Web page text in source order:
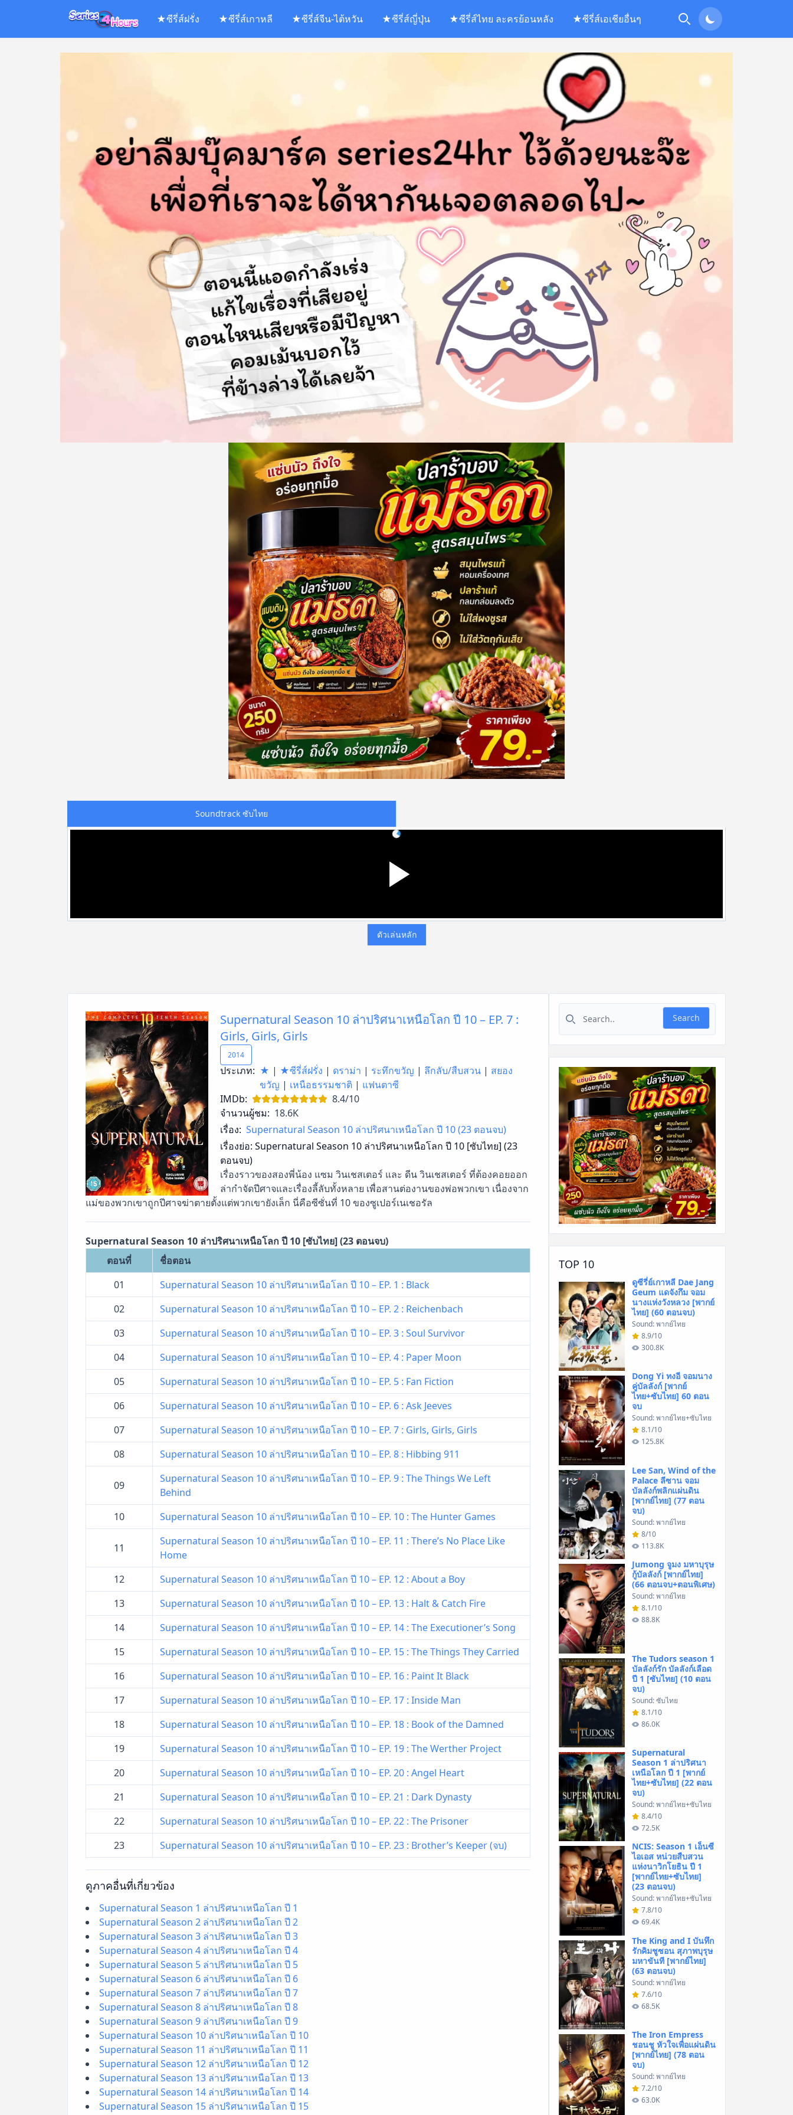
content
Search
★ซีรี่ส์ฝรั่ง ★ซีรี่ส์เกาหลี ★ซีรี่ส์จีน-ไต้หวัน ★ซีรี่ส์ญี่ปุ่น ★ซีรี่ส์ไทย ละครย้อนหลัง ★ซีรี่ส์เอเชียอื่นๆ
Soundtrack ซับไทย
ตัวเล่นหลัก
Supernatural Season 10 ล่าปริศนาเหนือโลก ปี 10 – EP. 7 :
Girls, Girls, Girls
2014
ประเภท: ★ | ★ซีรี่ส์ฝรั่ง | ดราม่า | ระทึกขวัญ | ลึกลับ/สืบสวน | สยอง
ขวัญ | เหนือธรรมชาติ | แฟนตาซี
IMDb:
8.4/10
จำนวนผู้ชม: 18.6K
เรื่อง: Supernatural Season 10 ล่าปริศนาเหนือโลก ปี 10 (23 ตอนจบ)
เรื่องย่อ: Supernatural Season 10 ล่าปริศนาเหนือโลก ปี 10 [ซับไทย] (23
ตอนจบ)
เรื่องราวของสองพี่น้อง แซม วินเชสเตอร์ และ ดีน วินเชสเตอร์ ที่ต้องคอยออก
ล่ากำจัดปีศาจและเรื่องลี้ลับทั้งหลาย เพื่อสานต่องานของพ่อพวกเขา เนื่องจาก
แม่ของพวกเขาถูกปีศาจฆ่าตายตั้งแต่พวกเขายังเล็ก นี่คือซีซั่นที่ 10 ของซูเปอร์เนเชอรัล
Supernatural Season 10 ล่าปริศนาเหนือโลก ปี 10 [ซับไทย] (23 ตอนจบ)
ตอนที่
ชื่อตอน
01
Supernatural Season 10 ล่าปริศนาเหนือโลก ปี 10 – EP. 1 : Black
02
Supernatural Season 10 ล่าปริศนาเหนือโลก ปี 10 – EP. 2 : Reichenbach
03
Supernatural Season 10 ล่าปริศนาเหนือโลก ปี 10 – EP. 3 : Soul Survivor
04
Supernatural Season 10 ล่าปริศนาเหนือโลก ปี 10 – EP. 4 : Paper Moon
05
Supernatural Season 10 ล่าปริศนาเหนือโลก ปี 10 – EP. 5 : Fan Fiction
06
Supernatural Season 10 ล่าปริศนาเหนือโลก ปี 10 – EP. 6 : Ask Jeeves
07
Supernatural Season 10 ล่าปริศนาเหนือโลก ปี 10 – EP. 7 : Girls, Girls, Girls
08
Supernatural Season 10 ล่าปริศนาเหนือโลก ปี 10 – EP. 8 : Hibbing 911
09
Supernatural Season 10 ล่าปริศนาเหนือโลก ปี 10 – EP. 9 : The Things We Left
Behind
10
Supernatural Season 10 ล่าปริศนาเหนือโลก ปี 10 – EP. 10 : The Hunter Games
11
Supernatural Season 10 ล่าปริศนาเหนือโลก ปี 10 – EP. 11 : There’s No Place Like
Home
12
Supernatural Season 10 ล่าปริศนาเหนือโลก ปี 10 – EP. 12 : About a Boy
13
Supernatural Season 10 ล่าปริศนาเหนือโลก ปี 10 – EP. 13 : Halt & Catch Fire
14
Supernatural Season 10 ล่าปริศนาเหนือโลก ปี 10 – EP. 14 : The Executioner’s Song
15
Supernatural Season 10 ล่าปริศนาเหนือโลก ปี 10 – EP. 15 : The Things They Carried
16
Supernatural Season 10 ล่าปริศนาเหนือโลก ปี 10 – EP. 16 : Paint It Black
17
Supernatural Season 10 ล่าปริศนาเหนือโลก ปี 10 – EP. 17 : Inside Man
18
Supernatural Season 10 ล่าปริศนาเหนือโลก ปี 10 – EP. 18 : Book of the Damned
19
Supernatural Season 10 ล่าปริศนาเหนือโลก ปี 10 – EP. 19 : The Werther Project
20
Supernatural Season 10 ล่าปริศนาเหนือโลก ปี 10 – EP. 20 : Angel Heart
21
Supernatural Season 10 ล่าปริศนาเหนือโลก ปี 10 – EP. 21 : Dark Dynasty
22
Supernatural Season 10 ล่าปริศนาเหนือโลก ปี 10 – EP. 22 : The Prisoner
23
Supernatural Season 10 ล่าปริศนาเหนือโลก ปี 10 – EP. 23 : Brother’s Keeper (จบ)
ดูภาคอื่นที่เกี่ยวข้อง
Supernatural Season 1 ล่าปริศนาเหนือโลก ปี 1
Supernatural Season 2 ล่าปริศนาเหนือโลก ปี 2
Supernatural Season 3 ล่าปริศนาเหนือโลก ปี 3
Supernatural Season 4 ล่าปริศนาเหนือโลก ปี 4
Supernatural Season 5 ล่าปริศนาเหนือโลก ปี 5
Supernatural Season 6 ล่าปริศนาเหนือโลก ปี 6
Supernatural Season 7 ล่าปริศนาเหนือโลก ปี 7
Supernatural Season 8 ล่าปริศนาเหนือโลก ปี 8
Supernatural Season 9 ล่าปริศนาเหนือโลก ปี 9
Supernatural Season 10 ล่าปริศนาเหนือโลก ปี 10
Supernatural Season 11 ล่าปริศนาเหนือโลก ปี 11
Supernatural Season 12 ล่าปริศนาเหนือโลก ปี 12
Supernatural Season 13 ล่าปริศนาเหนือโลก ปี 13
Supernatural Season 14 ล่าปริศนาเหนือโลก ปี 14
Supernatural Season 15 ล่าปริศนาเหนือโลก ปี 15
Search for:
Search
TOP 10
ดูซีรี่ย์เกาหลี Dae Jang
Geum แดจังกึม จอม
นางแห่งวังหลวง [พากย์
ไทย] (60 ตอนจบ)
Sound: พากย์ไทย
8.9/10
300.8K
Dong Yi ทงอี จอมนาง
คู่บัลลังก์ [พากย์
ไทย+ซับไทย] 60 ตอน
จบ
Sound: พากย์ไทย+ซับไทย
8.1/10
125.8K
Lee San, Wind of the
Palace ลีซาน จอม
บัลลังก์พลิกแผ่นดิน
[พากย์ไทย] (77 ตอน
จบ)
Sound: พากย์ไทย
8/10
113.8K
Jumong จูมง มหาบุรุษ
กู้บัลลังก์ [พากย์ไทย]
(66 ตอนจบ+ตอนพิเศษ)
Sound: พากย์ไทย
8.1/10
88.8K
The Tudors season 1
บัลลังก์รัก บัลลังก์เลือด
ปี 1 [ซับไทย] (10 ตอน
จบ)
Sound: ซับไทย
8.1/10
86.0K
Supernatural
Season 1 ล่าปริศนา
เหนือโลก ปี 1 [พากย์
ไทย+ซับไทย] (22 ตอน
จบ)
Sound: พากย์ไทย+ซับไทย
8.4/10
72.5K
NCIS: Season 1 เอ็นซี
ไอเอส หน่วยสืบสวน
แห่งนาวิกโยธิน ปี 1
[พากย์ไทย+ซับไทย]
(23 ตอนจบ)
Sound: พากย์ไทย+ซับไทย
7.8/10
69.4K
The King and I บันทึก
รักคิมชูซอน สุภาพบุรุษ
มหาขันที [พากย์ไทย]
(63 ตอนจบ)
Sound: พากย์ไทย
7.6/10
68.5K
The Iron Empress
ชอนชู หัวใจเพื่อแผ่นดิน
[พากย์ไทย] (78 ตอน
จบ)
Sound: พากย์ไทย
7.2/10
63.0K